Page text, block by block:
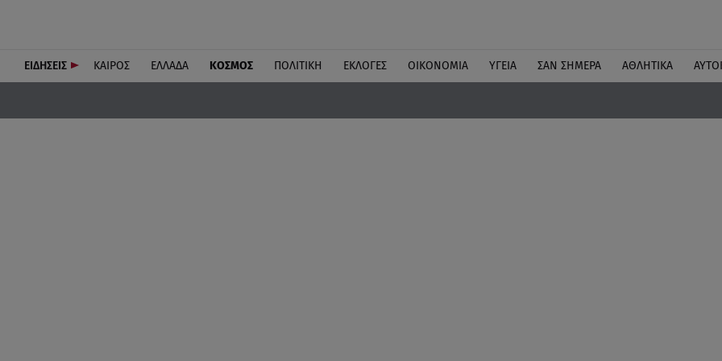
ΕΙΔΗΣΕΙΣ ΚΑΙΡΟΣ ΕΛΛΑΔΑ ΚΟΣΜΟΣ ΠΟΛΙΤΙΚΗ ΕΚΛΟΓΕΣ ΟΙΚΟΝΟΜΙΑ ΥΓΕΙΑ ΣΑΝ ΣΗΜΕΡΑ ΑΘΛΗΤΙΚΑ